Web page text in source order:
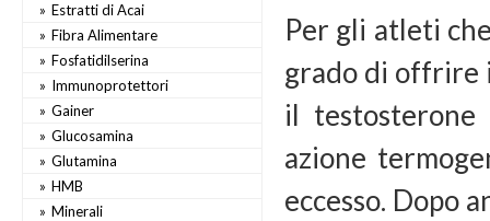
Estratti di Acai
Fibra Alimentare
Fosfatidilserina
Immunoprotettori
Gainer
Glucosamina
Glutamina
HMB
Minerali
Per gli atleti
grado di offrire
il testosterone
azione
eccesso. Dopo